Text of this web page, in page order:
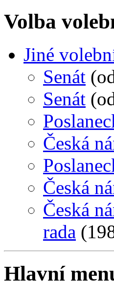
Volba
Jiné
Senát
Senát
Česká
Česká
Česká
rada
Hlavní